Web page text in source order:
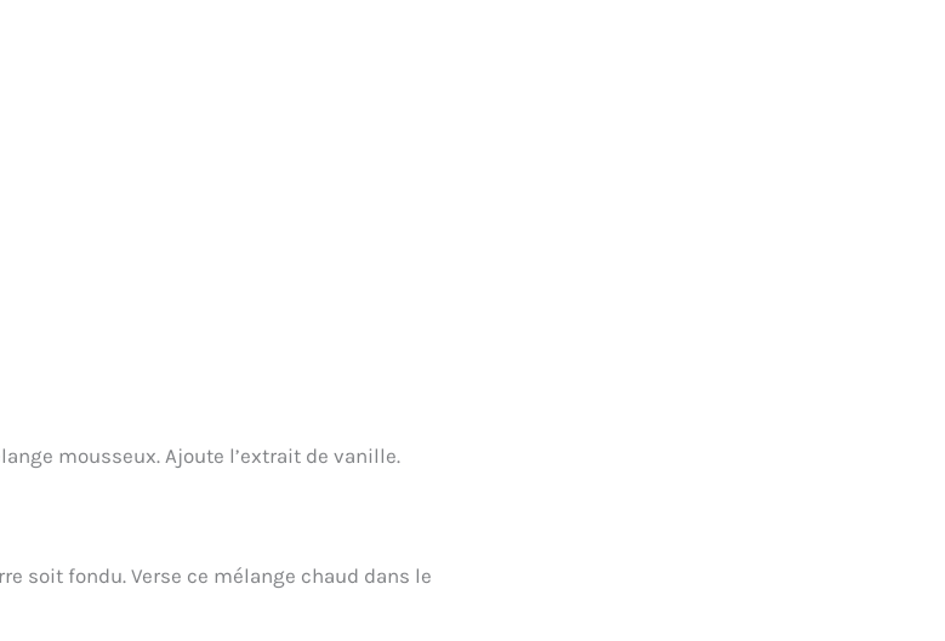
mousseux. Ajoute l’extrait de vanille.
soit fondu. Verse ce mélange chaud dans le